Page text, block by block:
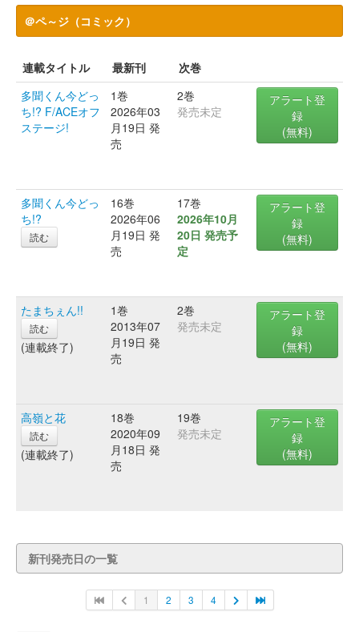
＠ペ～ジ（コミック）
連載タイトル 最新刊
次巻
多聞くん今どっ
ち!? F/ACEオフ
ステージ!
1巻
2026年03
月19日 発
売
2巻
発売未定
アラート登
録
(無料)
多聞くん今どっ
ち!?
読む
16巻
2026年06
月19日 発
売
17巻
2026年10月
20日 発売予
定
アラート登
録
(無料)
たまちぇん!!
読む
(連載終了)
1巻
2013年07
月19日 発
売
2巻
発売未定
アラート登
録
(無料)
高嶺と花
読む
(連載終了)
18巻
2020年09
月18日 発
売
19巻
発売未定
アラート登
録
(無料)
新刊発売日の一覧
1 2 3 4